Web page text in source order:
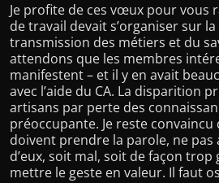
Je profite de ces vœux pour vous
de travail devait s’organiser sur
transmission des métiers et du
attendons que les membres
manifestent – et il y en avait
avec l’aide du CA. La disparition
artisans par perte des
préoccupante. Je reste convaincu
doivent prendre la parole, ne pas
d’eux, soit mal, soit de façon trop
mettre le geste en valeur. Il faut